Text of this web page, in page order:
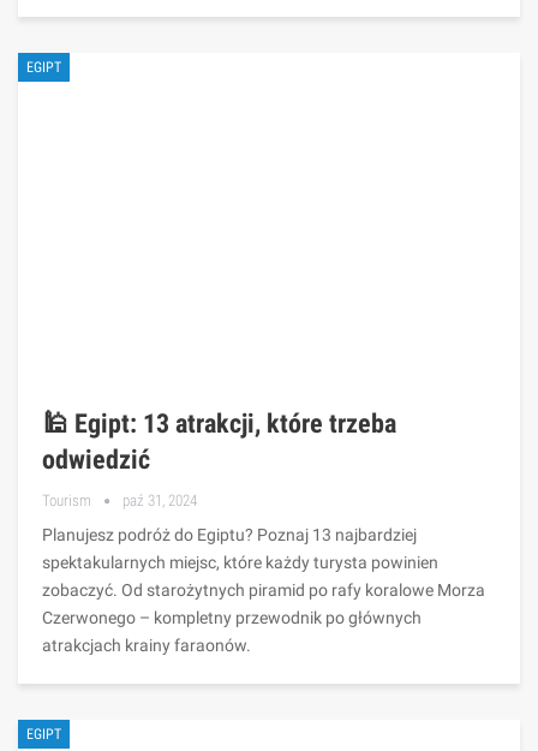
EGIPT
🕌 Egipt: 13 atrakcji, które trzeba
odwiedzić
Tourism paź 31, 2024
Planujesz podróż do Egiptu? Poznaj 13 najbardziej
spektakularnych miejsc, które każdy turysta powinien
zobaczyć. Od starożytnych piramid po rafy koralowe Morza
Czerwonego – kompletny przewodnik po głównych
atrakcjach krainy faraonów.
EGIPT